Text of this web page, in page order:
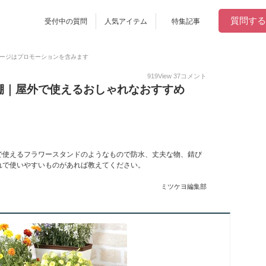
受付中の質問 人気アイテム 特集記事 質問する
ジはプロモーションを含みます
919View 37コメント
屋外で使えるおしゃれなおすすめ
えるフラワースタンドのようなもので防水、丈夫な物、錆び
使いやすいものがあれば教えてください。
ミツケヨ編集部